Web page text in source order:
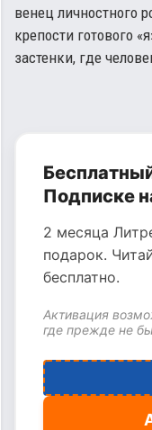
венец личностного
крепости готового
застенки, где
Подписке
2 месяца
подарок.
бесплатно.
Активация
где прежде не